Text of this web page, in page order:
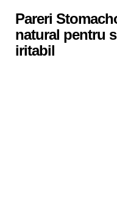
Pareri
natural pentru
iritabil